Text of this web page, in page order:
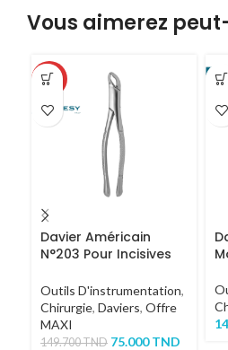
Vous aimerez
-50%
Davier Américain
N°203 Pour Incisives
Prémolaires
Outils D'instrumentation,
Chirurgie, Daviers, Offre
MAXI
149.700TND 75.000TND